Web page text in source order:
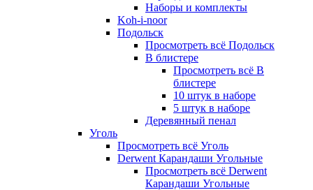
Наборы и комплекты
Koh-i-noor
Подольск
Просмотреть всё Подольск
В блистере
Просмотреть всё В
блистере
10 штук в наборе
5 штук в наборе
Деревянный пенал
Уголь
Просмотреть всё Уголь
Derwent Карандаши Угольные
Просмотреть всё Derwent
Карандаши Угольные